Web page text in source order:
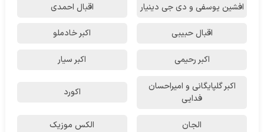
افشین یوسفی و دی جی دینیار اقبال احمدی
اقبال حبیبی اکبر خادملو
اکبر رحیمی اکبر سیار
اکبر گلپایگانی و امیراحسان
فدایی
اکورد
الجان الکس موزیک